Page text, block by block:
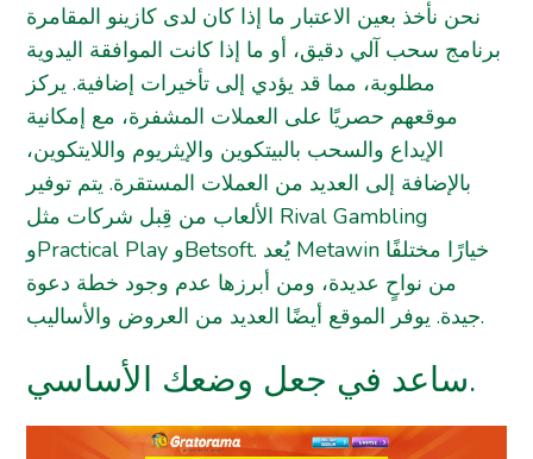
نحن نأخذ بعين الاعتبار ما إذا كان لدى كازينو المقامرة
برنامج سحب آلي دقيق، أو ما إذا كانت الموافقة اليدوية
مطلوبة، مما قد يؤدي إلى تأخيرات إضافية. يركز
موقعهم حصريًا على العملات المشفرة، مع إمكانية
الإيداع والسحب بالبيتكوين والإيثريوم واللايتكوين،
بالإضافة إلى العديد من العملات المستقرة. يتم توفير
الألعاب من قِبل شركات مثل Rival Gambling
وPractical Play وBetsoft. يُعد Metawin خيارًا مختلفًا
من نواحٍ عديدة، ومن أبرزها عدم وجود خطة دعوة
جيدة. يوفر الموقع أيضًا العديد من العروض والأساليب.
ساعد في جعل وضعك الأساسي.